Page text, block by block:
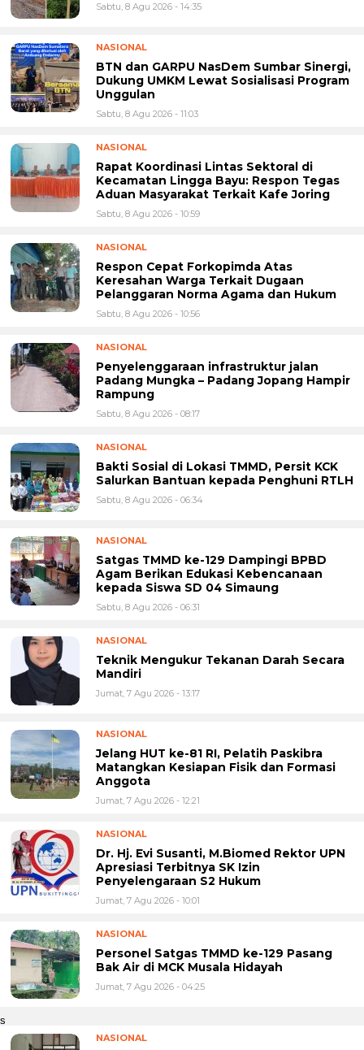
Sabtu, 8 Agu 2026 - 14:35
NASIONAL
BTN dan GARPU NasDem Sumbar Sinergi,
Dukung UMKM Lewat Sosialisasi Program
Unggulan
Sabtu, 8 Agu 2026 - 11:03
NASIONAL
Rapat Koordinasi Lintas Sektoral di
Kecamatan Lingga Bayu: Respon Tegas
Aduan Masyarakat Terkait Kafe Joring
Sabtu, 8 Agu 2026 - 10:59
NASIONAL
Respon Cepat Forkopimda Atas
Keresahan Warga Terkait Dugaan
Pelanggaran Norma Agama dan Hukum
Sabtu, 8 Agu 2026 - 10:56
NASIONAL
Penyelenggaraan infrastruktur jalan
Padang Mungka – Padang Jopang Hampir
Rampung
Sabtu, 8 Agu 2026 - 08:17
NASIONAL
Bakti Sosial di Lokasi TMMD, Persit KCK
Salurkan Bantuan kepada Penghuni RTLH
Sabtu, 8 Agu 2026 - 06:34
NASIONAL
Satgas TMMD ke-129 Dampingi BPBD
Agam Berikan Edukasi Kebencanaan
kepada Siswa SD 04 Simaung
Sabtu, 8 Agu 2026 - 06:31
NASIONAL
Teknik Mengukur Tekanan Darah Secara
Mandiri
Jumat, 7 Agu 2026 - 13:17
NASIONAL
Jelang HUT ke-81 RI, Pelatih Paskibra
Matangkan Kesiapan Fisik dan Formasi
Anggota
Jumat, 7 Agu 2026 - 12:21
NASIONAL
Dr. Hj. Evi Susanti, M.Biomed Rektor UPN
Apresiasi Terbitnya SK Izin
Penyelengaraan S2 Hukum
Jumat, 7 Agu 2026 - 10:01
NASIONAL
Personel Satgas TMMD ke-129 Pasang
Bak Air di MCK Musala Hidayah
Jumat, 7 Agu 2026 - 04:25
s
NASIONAL